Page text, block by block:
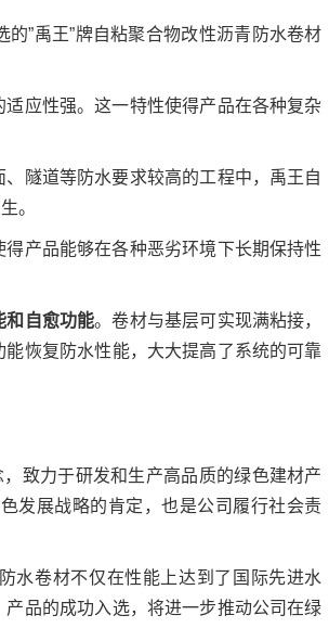
”禹王”牌自粘聚合物改性沥青防水卷材
应性强。这一特性使得产品在各种复杂
隧道等防水要求较高的工程中，禹王自
。
得产品能够在各种恶劣环境下长期保持性
和自愈功能。卷材与基层可实现满粘接，
恢复防水性能，大大提高了系统的可靠
致力于研发和生产高品质的绿色建材产
发展战略的肯定，也是公司履行社会责
水卷材不仅在性能上达到了国际先进水
品的成功入选，将进一步推动公司在绿